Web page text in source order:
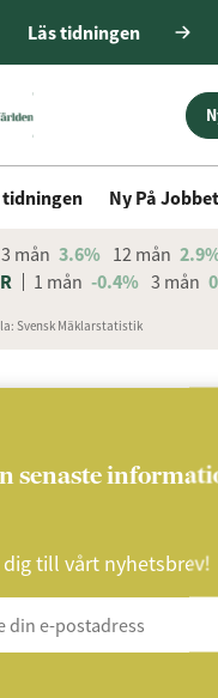
Läs tidningen
tidningen Ny På Jobbet
3 mån 3.6% 12 mån
1 mån -0.4% 3 mån
Svensk Mäklarstatistik
ANNONS
med ny
senaste
till vårt nyhetsbrev!